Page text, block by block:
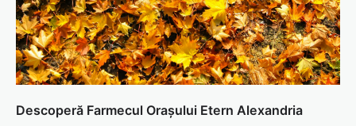
Descoperă Farmecul Orașului Etern Alexandria